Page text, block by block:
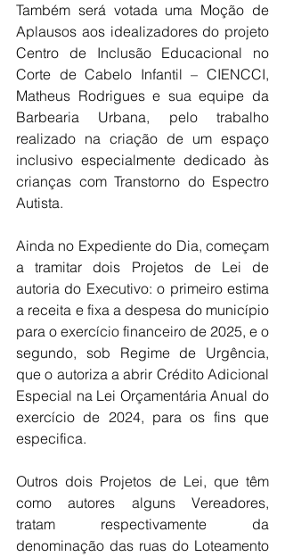
Também será votada uma Moção de
Aplausos aos idealizadores do projeto
Centro de Inclusão Educacional no
Corte de Cabelo Infantil – CIENCCI,
Matheus Rodrigues e sua equipe da
Barbearia Urbana, pelo trabalho
realizado na criação de um espaço
inclusivo especialmente dedicado às
crianças com Transtorno do Espectro
Autista.
Ainda no Expediente do Dia, começam
a tramitar dois Projetos de Lei de
autoria do Executivo: o primeiro estima
a receita e fixa a despesa do município
para o exercício financeiro de 2025, e o
segundo, sob Regime de Urgência,
que o autoriza a abrir Crédito Adicional
Especial na Lei Orçamentária Anual do
exercício de 2024, para os fins que
especifica.
Outros dois Projetos de Lei, que têm
como autores alguns Vereadores,
tratam respectivamente da
denominação das ruas do Loteamento